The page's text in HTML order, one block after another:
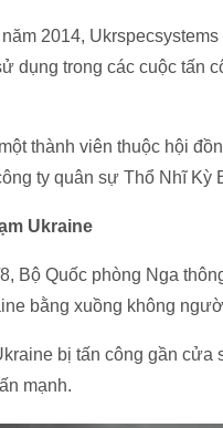
2014,
dụng trong các cuộc tấn
thành viên thuộc hội
ty quân sự Thổ Nhĩ Kỳ
Ukraine
Bộ Quốc phòng Nga
bằng xuồng không
bị tấn công gần cửa
mạnh.